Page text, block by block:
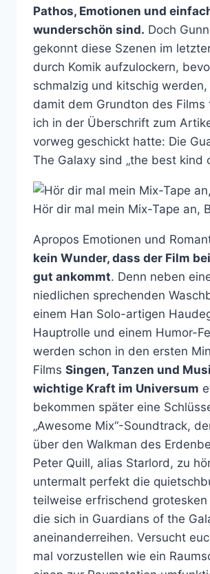
Pathos, Emotionen und
wunderschön sind. Doch
gekonnt diese Szenen im
durch Komik aufzulockern,
schmalzig und kitschig
damit dem Grundton des Films
ich in der Überschrift zum
vorweg geschickt hatte: Die
The Galaxy sind „the best kind
Hör dir mal mein Mix-Tape an,
Apropos Emotionen und
kein Wunder, dass der Film
gut ankommt. Denn neben
niedlichen sprechenden
einem Han Solo-artigen
Hauptrolle und einem Humor-
werden schon in den ersten
Films Singen, Tanzen und
wichtige Kraft im Universum
bekommen später eine
„Awesome Mix“-Soundtrack,
über den Walkman des
Peter Quill, alias Starlord, zu
untermalt perfekt die
teilweise erfrischend grotesken
die sich in Guardians of the
aneinanderreihen. Versucht
mal vorzustellen wie ein